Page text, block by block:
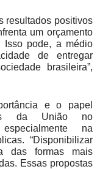
resultados positivos
um orçamento
Isso pode, a médio
de entregar
brasileira”,
e o papel
da União no
na
“Disponibilizar
das formas mais
Essas propostas